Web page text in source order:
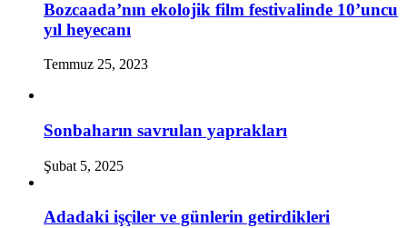
Bozcaada’nın ekolojik film festivalinde 10’uncu
yıl heyecanı
Temmuz 25, 2023
Sonbaharın savrulan yaprakları
Şubat 5, 2025
Adadaki işçiler ve günlerin getirdikleri